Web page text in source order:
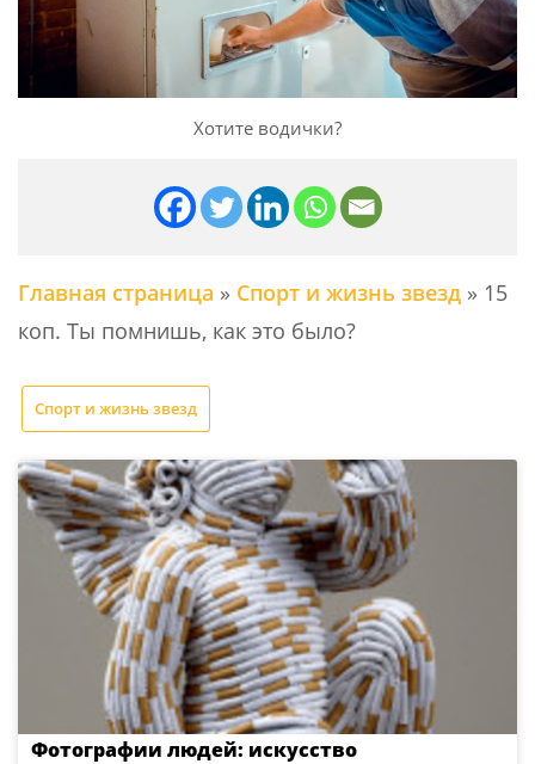
Хотите водички?
Главная страница » Спорт и жизнь звезд » 15
коп. Ты помнишь, как это было?
Спорт и жизнь звезд
Фотографии людей: искусство